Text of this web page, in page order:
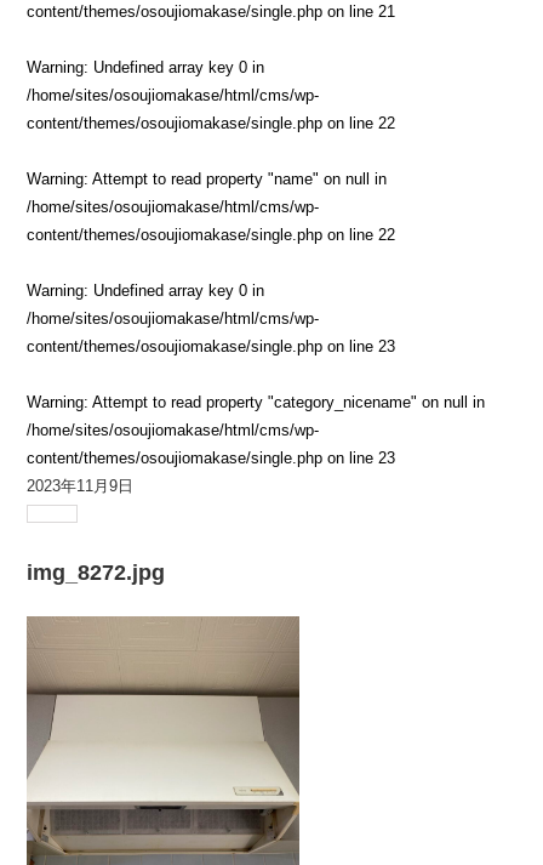
content/themes/osoujiomakase/single.php on line 21
Warning: Undefined array key 0 in
/home/sites/osoujiomakase/html/cms/wp-
content/themes/osoujiomakase/single.php on line 22
Warning: Attempt to read property "name" on null in
/home/sites/osoujiomakase/html/cms/wp-
content/themes/osoujiomakase/single.php on line 22
Warning: Undefined array key 0 in
/home/sites/osoujiomakase/html/cms/wp-
content/themes/osoujiomakase/single.php on line 23
Warning: Attempt to read property "category_nicename" on null in
/home/sites/osoujiomakase/html/cms/wp-
content/themes/osoujiomakase/single.php on line 23
2023年11月9日
img_8272.jpg